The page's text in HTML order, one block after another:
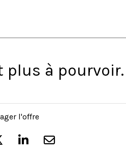
plus à pourvoir.
l'offre